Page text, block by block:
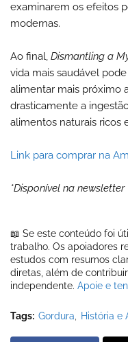
examinarem os efeitos
modernas.
Ao final, Dismantling a
vida mais saudável
alimentar mais próximo
drasticamente a
alimentos naturais ricos
Link para comprar na
*Disponível na newsletter
📖 Se este conteúdo foi
trabalho. Os apoiadores
estudos com resumos
diretas, além de
independente. Apoie e
Tags: Gordura História e